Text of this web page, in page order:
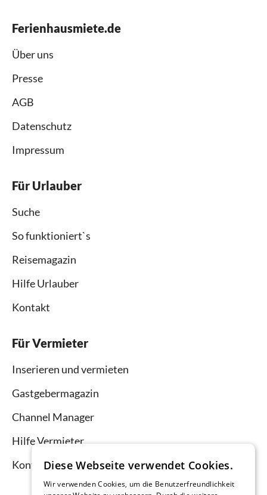
Ferienhausmiete.de
Über uns
Presse
AGB
Datenschutz
Impressum
Für Urlauber
Suche
So funktioniert`s
Reisemagazin
Hilfe Urlauber
Kontakt
Für Vermieter
Inserieren und vermieten
Gastgebermagazin
Channel Manager
Hilfe Vermieter
KontaktDiese Webseite verwendet Cookies.
Wir verwenden Cookies, um die Benutzerfreundlichkeit